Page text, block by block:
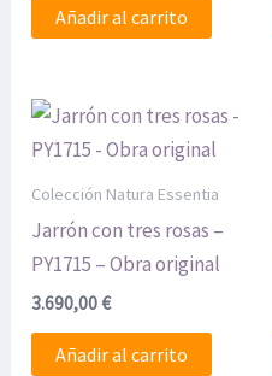
Añadir al carrito
Colección Natura Essentia
Jarrón con tres rosas –
PY1715 – Obra original
3.690,00€
Añadir al carrito